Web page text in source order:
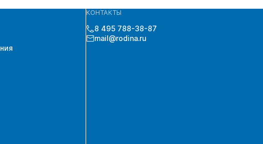
КОНТАКТЫ
8 495 788-38-87
mail@rodina.ru